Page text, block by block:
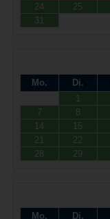
24
25
31
Mo.
Di.
1
7
8
14
15
21
22
28
29
Mo.
Di.